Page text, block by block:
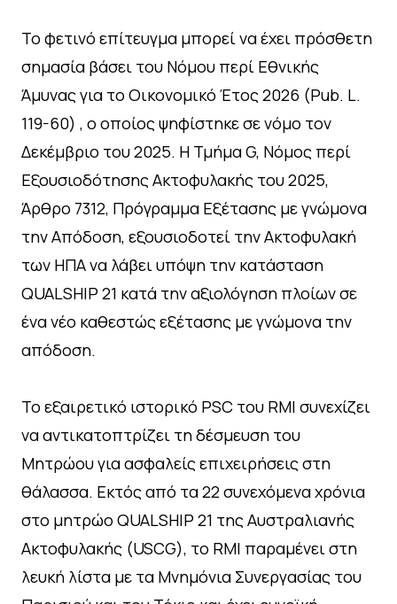
Το φετινό επίτευγμα μπορεί να έχει πρόσθετη
σημασία βάσει του Νόμου περί Εθνικής
Άμυνας για το Οικονομικό Έτος 2026 (Pub. L.
119-60) , ο οποίος ψηφίστηκε σε νόμο τον
Δεκέμβριο του 2025. Η Τμήμα G, Νόμος περί
Εξουσιοδότησης Ακτοφυλακής του 2025,
Άρθρο 7312, Πρόγραμμα Εξέτασης με γνώμονα
την Απόδοση, εξουσιοδοτεί την Ακτοφυλακή
των ΗΠΑ να λάβει υπόψη την κατάσταση
QUALSHIP 21 κατά την αξιολόγηση πλοίων σε
ένα νέο καθεστώς εξέτασης με γνώμονα την
απόδοση.
Το εξαιρετικό ιστορικό PSC του RMI συνεχίζει
να αντικατοπτρίζει τη δέσμευση του
Μητρώου για ασφαλείς επιχειρήσεις στη
θάλασσα. Εκτός από τα 22 συνεχόμενα χρόνια
στο μητρώο QUALSHIP 21 της Αυστραλιανής
Ακτοφυλακής (USCG), το RMI παραμένει στη
λευκή λίστα με τα Μνημόνια Συνεργασίας του